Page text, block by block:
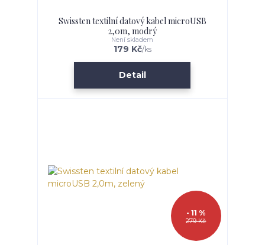
Swissten textilní datový kabel microUSB
2,0m, modrý
179 Kč/ks
Není skladem
Detail
279 Kč
- 11 %